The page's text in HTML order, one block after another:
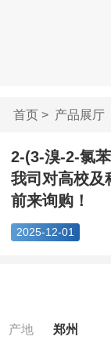
首页> 产品展厅
基)乙腈 CAS...
2-(3-溴-2-氯
我司对高校及
前来询购！
2025-12-01
产地 郑州